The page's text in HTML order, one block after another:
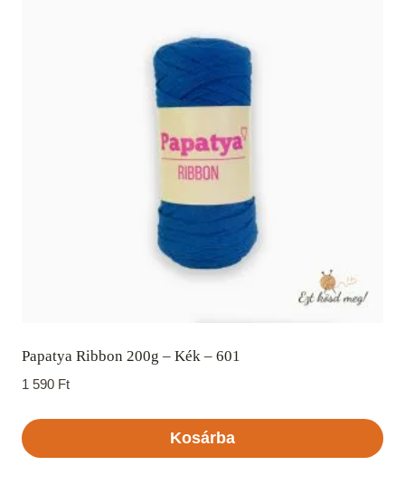
Papatya Ribbon 200g – Kék – 601
1 590 Ft
Kosárba